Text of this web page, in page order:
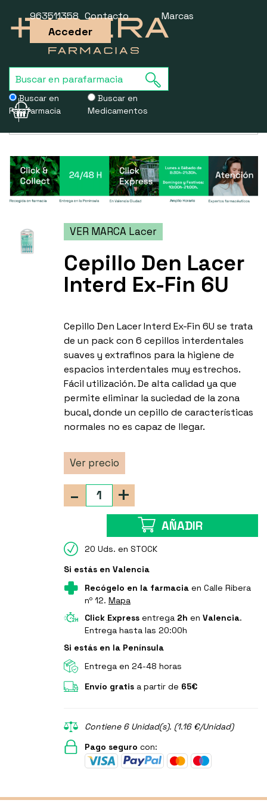
Buscar en
Parafarmacia
Buscar en
Medicamentos
963511358 Contacto Marcas
Acceder
Usamos cookies para mejorar la experiencia de la web. Si sigues
VER MARCA Lacer
Cepillo Den Lacer
Interd Ex-Fin 6U
Cepillo Den Lacer Interd Ex-Fin 6U se trata
de un pack con 6 cepillos interdentales
suaves y extrafinos para la higiene de
espacios interdentales muy estrechos.
Fácil utilización. De alta calidad ya que
permite eliminar la suciedad de la zona
bucal, donde un cepillo de características
normales no es capaz de llegar.
Ver precio
+
-
AÑADIR
20 Uds. en STOCK
Si estás en Valencia
Recógelo en la farmaciaen Calle Ribera
nº 12. Mapa
Click Expressentrega 2h en Valencia.
Entrega hasta las 20:00h
Si estás en la Península
Entrega en 24-48 horas
Envío gratisa partir de 65€
Contiene 6 Unidad(s). (1.16 €/Unidad)
Pago seguro con: